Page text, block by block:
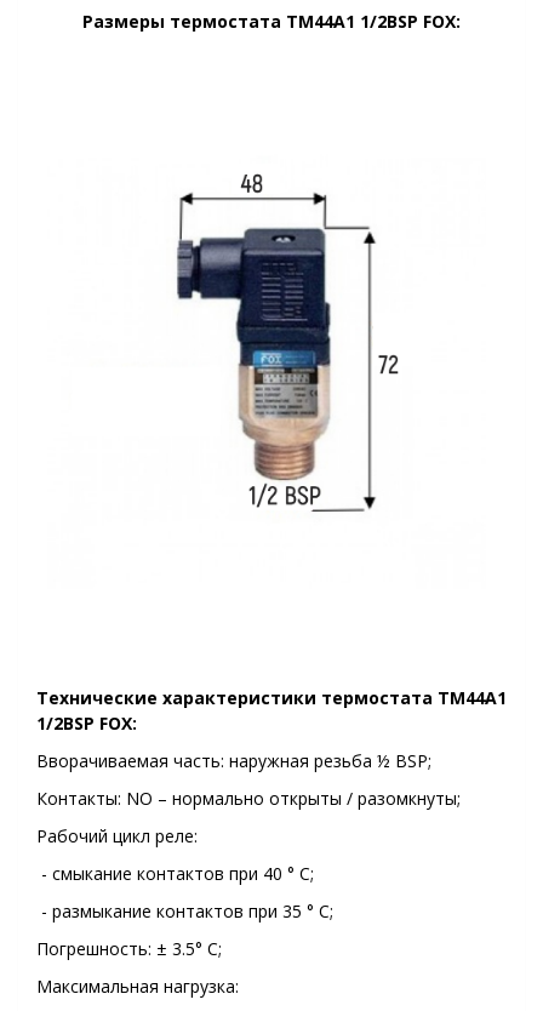
Размеры термостата ТМ44А1 1/2BSP FOX:
Технические характеристики термостата ТМ44А1
1/2BSP FOX:
Вворачиваемая часть: наружная резьба ½ BSP;
Контакты: NO – нормально открыты / разомкнуты;
Рабочий цикл реле:
- смыкание контактов при 40 ° C;
- размыкание контактов при 35 ° C;
Погрешность: ± 3.5° C;
Максимальная нагрузка: